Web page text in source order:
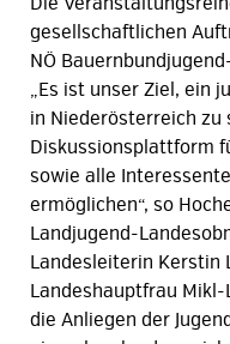
gesellschaftlichen
NÖ
„Es ist unser Ziel, ein
in Niederösterreich zu
Diskussionsplattform
sowie alle
ermöglichen“, so
Landjugend-
Landesleiterin Kerstin
Landeshauptfrau
die Anliegen der